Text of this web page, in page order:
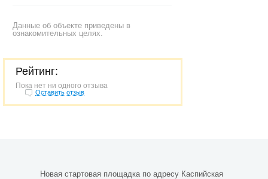
Данные об объекте приведены в
ознакомительных целях.
Рейтинг:
Пока нет ни одного отзыва
Оставить отзыв
Новая стартовая площадка по адресу Каспийская